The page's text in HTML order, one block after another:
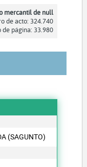
mercantil de null
de acto: 324.740
de página: 33.980
(SAGUNTO)